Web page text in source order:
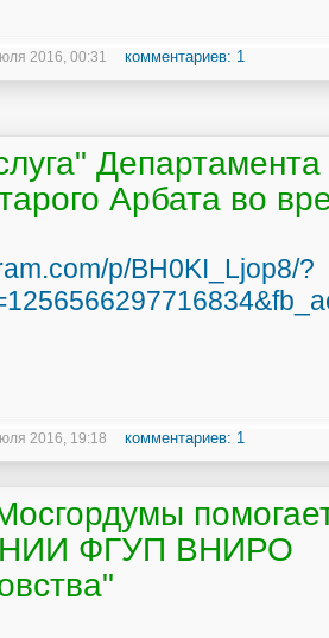
2016, 00:31 комментариев: 1
Арбата во
p/BH0KI_Ljop8/?
2016, 19:18 комментариев: 1
НИИ ФГУП ВНИРО